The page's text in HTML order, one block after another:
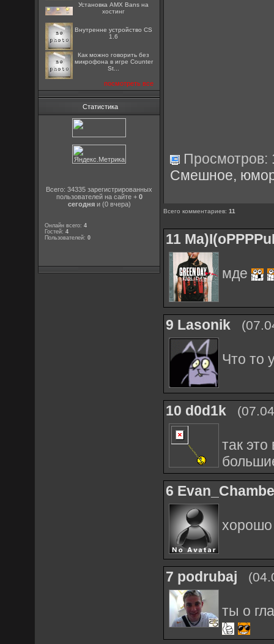
Установка AMX Bans на
хостинг
Внутренне устройство CS
1.6
Как можно говорить без
микрофона в игре Counter
St...
посмотреть все
Статистика
Всего: 34335 зарегистрированных
пользователей на сайте + 0
сегодняи (0 вчера)
Онлайн всего:4
Гостей:4
Пользователей:0
Просмотров:
Смешное,
Всего комментариев:11
11
мде
9 Lasonik
Что то
10 d0d1k
так
6
хорошо
7 podrubaj
ты о